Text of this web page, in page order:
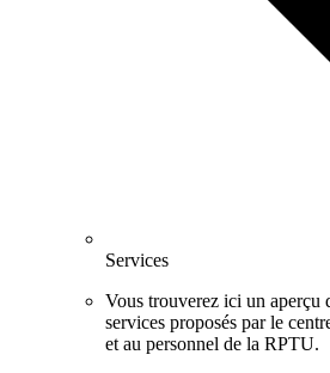
Services
Vous trouverez ici un aperçu
services proposés par le
et au personnel de la RPTU.